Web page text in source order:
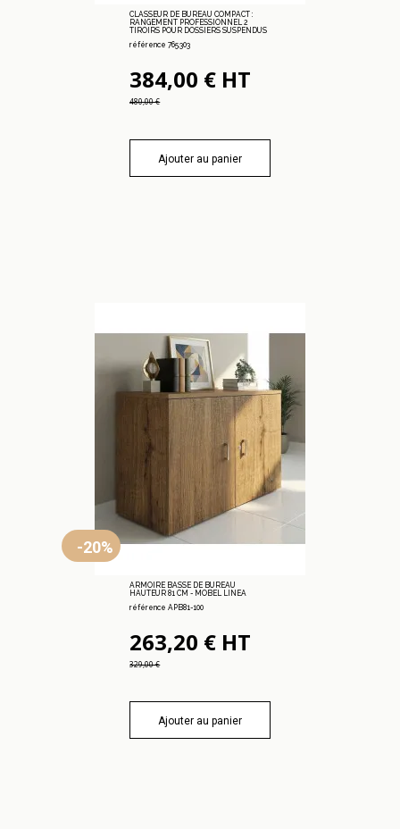
CLASSEUR DE BUREAU COMPACT :
RANGEMENT PROFESSIONNEL 2
TIROIRS POUR DOSSIERS SUSPENDUS
référence 765.303
384,00 € HT
480,00 €
Ajouter au panier
-20%
ARMOIRE BASSE DE BUREAU
HAUTEUR 81 CM - MOBEL LINEA
référence APB81-100
263,20 € HT
329,00 €
Ajouter au panier